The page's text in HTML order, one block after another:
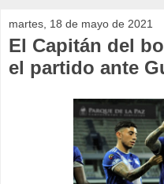
martes, 18 de mayo de 2021
El Capitán del
el partido ante